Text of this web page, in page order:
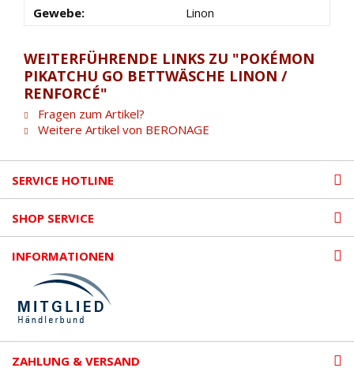
Gewebe:
Linon
WEITERFÜHRENDE LINKS ZU "POKÉMON
PIKATCHU GO BETTWÄSCHE LINON /
RENFORCÉ"
Fragen zum Artikel?
Weitere Artikel von BERONAGE
SERVICE HOTLINE
SHOP SERVICE
INFORMATIONEN
ZAHLUNG & VERSAND